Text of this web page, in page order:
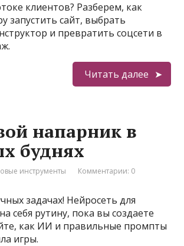
клиентов? Разберем, как
запустить сайт, выбрать
и превратить соцсети в
Читать далее
напарник в
буднях
инструменты Комментарии: 0
задачах! Нейросеть для
себя рутину, пока вы создаете
как ИИ и правильные промпты
игры.